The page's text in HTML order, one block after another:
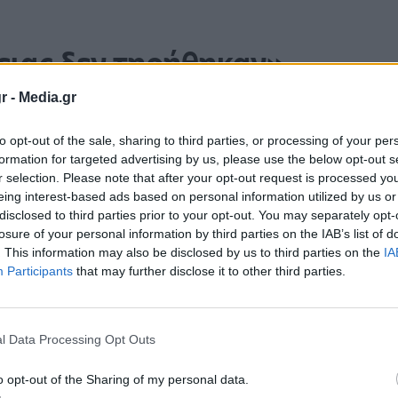
- Media.gr
opt-out of the sale, sharing to third parties, or processing of your
for targeted advertising by us, please use the below opt-out
selection. Please note that after your opt-out request is processed
interest-based ads based on personal information utilized by us
to third parties prior to your opt-out. You may separately
of your personal information by third parties on the IAB’s list of
This information may also be disclosed by us to third parties on the
Participants that may further disclose it to other third parties.
Data Processing Opt Outs
opt-out of the Sharing of my personal data.
δεν τηρήθηκαν»
τηρήθηκαν στα Τέμπη:
λειτουργούσε απόλυτα και αδιαλείπτως,
τοπικό κέντρο.Το βράδυ έπρεπε να υπήρξε η
που δεν έγινε όμως»σημείωσε ο
στον ηλεκτρονικό πίνακα
τη Λάρισα, και για μια απόσταση 5 χλμ.